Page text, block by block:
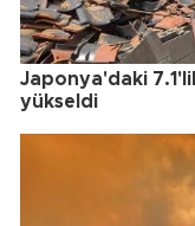
Japonya'daki
yükseldi